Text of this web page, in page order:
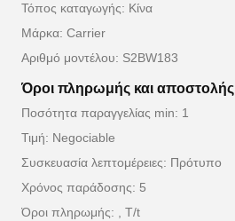
Τόπος καταγωγής: Κίνα
Μάρκα: Carrier
Αριθμό μοντέλου: S2BW183
Όροι πληρωμής και αποστολής
Ποσότητα παραγγελίας min: 1
Τιμή: Negociable
Συσκευασία λεπτομέρειες: Πρότυπο
Χρόνος παράδοσης: 5
Όροι πληρωμής: , T/t